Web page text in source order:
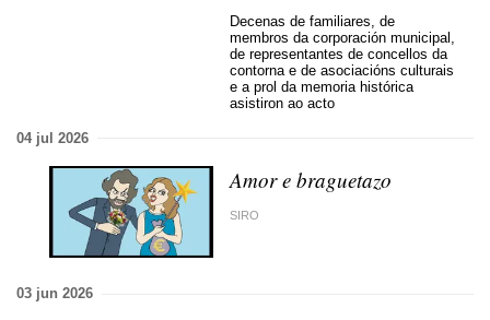
Decenas de familiares, de
membros da corporación municipal,
de representantes de concellos da
contorna e de asociacións culturais
e a prol da memoria histórica
asistiron ao acto
04 jul 2026
Amor e braguetazo
SIRO
03 jun 2026